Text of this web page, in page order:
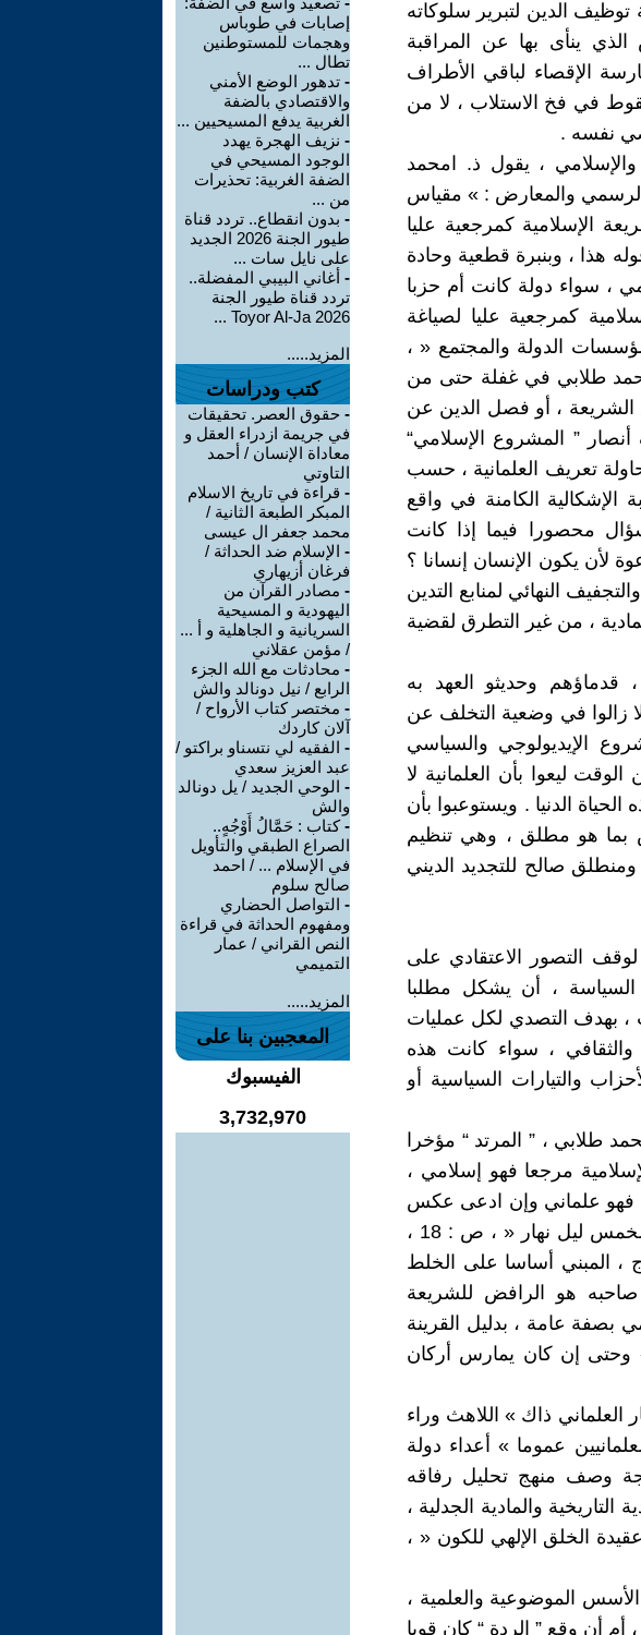
الدين لتبرير سلوكاته
ينأى بها عن المراقبة
الإقصاء لباقي الأطراف
في فخ الاستلاب ، لا من
نفسه .
، يقول ذ. امحمد
والمعارض : » مقياس
الإسلامية كمرجعية عليا
« ، ص : 16 . ويضيف إلى قوله هذا ، وبنبرة قطعية وحادة
، سواء دولة كانت أم حزبا
كمرجعية عليا لصياغة
الدولة والمجتمع « ،
امحمد طلابي في غفلة حتى من
الشريعة ، أو فصل الدين عن
” المشروع الإسلامي“
تعريف العلمانية ، حسب
الكامنة في واقع
محصورا فيما إذا كانت
لأن يكون الإنسان إنسانا ؟
النهائي لمنابع التدين
، من غير التطرق لقضية
قدماؤهم وحديثو العهد به
زالوا في وضعية التخلف عن
الإيديولوجي والسياسي
ليعوا بأن العلمانية لا
الدنيا . ويستوعبوا بأن
بما هو مطلق ، وهي تنظيم
صالح للتجديد الديني
التصور الاعتقادي على
السياسة ، أن يشكل مطلبا
، بهدف التصدي لكل عمليات
والثقافي ، سواء كانت هذه
والتيارات السياسية أو
طلابي ، ” المرتد “ مؤخرا
مرجعا فهو إسلامي ،
فهو علماني وإن ادعى عكس
ذلك . وحتى إن كان يمارس أركان وفرائض الإسلام الخمس ليل نهار « ، ص : 18 ،
، المبني أساسا على الخلط
صاحبه هو الرافض للشريعة
بصفة عامة ، بدليل القرينة
» وحتى إن كان يمارس أركان
العلماني ذاك » اللاهث وراء
ولا عن اعتبار العلمانيين عموما » أعداء دولة
إلى درجة وصف منهج تحليل رفاقه
والمادية الجدلية ،
الخلق الإلهي للكون « ،
الموضوعية والعلمية ،
أم أن وقع ” الردة “ كان قويا
إصابات في طوباس
وهجمات للمستوطنين
تطال ...
- تدهور الوضع الأمني
والاقتصادي بالضفة
الغربية يدفع المسيحيين ...
- نزيف الهجرة يهدد
الوجود المسيحي في
الضفة الغربية: تحذيرات
من ...
- بدون انقطاع.. تردد قناة
طيور الجنة 2026 الجديد
على نايل سات ...
- أغاني البيبي المفضلة..
تردد قناة طيور الجنة
2026 Toyor Al-Ja ...
المزيد.....
كتب ودراسات
- حقوق العصر. تحقيقات
في جريمة ازدراء العقل و
معاداة الإنسان / أحمد
التاوتي
- قراءة في تاريخ الاسلام
المبكر الطبعة الثانية /
محمد جعفر ال عيسى
- الإسلام ضد الحداثة /
فرغان أزيهاري
- مصادر القرآن من
اليهودية و المسيحية
السريانية و الجاهلية و أ ...
/ مؤمن عقلاني
- محادثات مع الله الجزء
الرابع / نيل دونالد والش
- مختصر كتاب الأرواح /
آلان كاردك
- الفقيه لي نتسناو براكتو /
عبد العزيز سعدي
- الوحي الجديد / يل دونالد
والش
-كتاب : حَمَّالُ أَوْجُهٍ..
الصراع الطبقي والتأويل
في الإسلام ... / احمد
صالح سلوم
- التواصل الحضاري
ومفهوم الحداثة في قراءة
النص القراني / عمار
التميمي
المزيد.....
المعجبين بنا على
الفيسبوك
3,732,970